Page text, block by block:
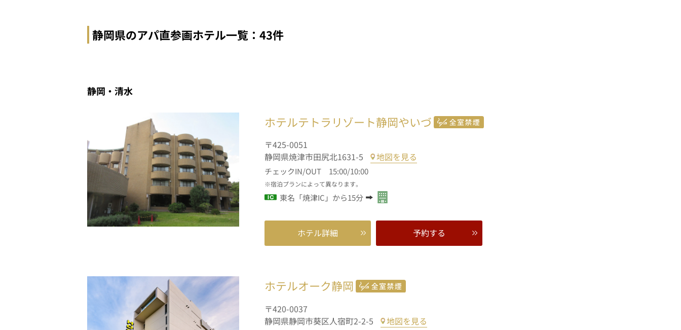
静岡県のアパ直参画ホテル一覧：43件
静岡・清水
ホテルテトラリゾート静岡やいづ
〒425-0051
静岡県焼津市田尻北1631-5
地図を見る
チェックIN/OUT 15:00/10:00
宿泊プランによって異なります。
東名「焼津IC」から15分
ホテル詳細 予約する
ホテルオーク静岡
〒420-0037
静岡県静岡市葵区人宿町2-2-5
地図を見る